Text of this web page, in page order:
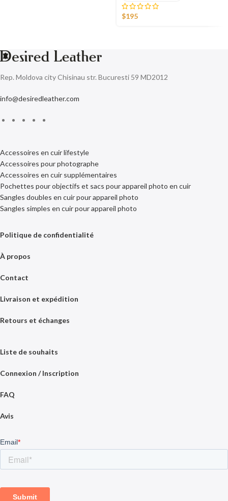
$195
Rep. Moldova city Chisinau str. Bucuresti 59 MD2012
info@desiredleather.com
Accessoires en cuir lifestyle
Accessoires pour photographe
Accessoires en cuir supplémentaires
Pochettes pour objectifs et sacs pour appareil photo en cuir
Sangles doubles en cuir pour appareil photo
Sangles simples en cuir pour appareil photo
Politique de confidentialité
À propos
Contact
Livraison et expédition
Retours et échanges
Liste de souhaits
Connexion / Inscription
FAQ
Avis